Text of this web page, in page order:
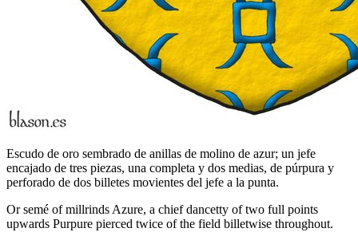
Escudo de oro sembrado de anillas de molino de azur; un jefe
encajado de tres piezas, una completa y dos medias, de púrpura y
perforado de dos billetes movientes del jefe a la punta.
Or semé of millrinds Azure, a chief dancetty of two full points
upwards Purpure pierced twice of the field billetwise throughout.